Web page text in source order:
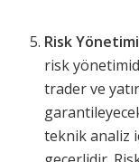
Risk
risk
trader ve
teknik analiz